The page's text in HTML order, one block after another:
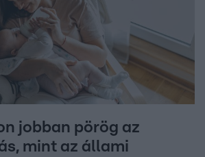
jobban pörög az
mint az állami